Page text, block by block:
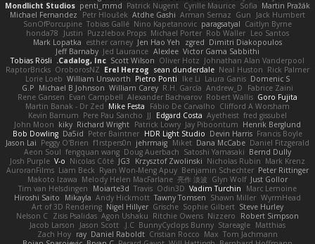
Martin Pražák
Sofia
Cyrille Maurice
Patrick Nugent
penti_mmd
Mondlicht Studios
Jack Humbert
Gun
Arman Sernaz
Atdhe Gashi
Petr Hloušek
Michael Fernandez
Caitlyn Byrne
paragsatyal
Nino Kapetanovic
Tobias Gallé
SonOfPorcupine
Leo Santos
Rob Waller
Michael Porter
Puzzlebox Props
Justin
honda78
Dimitri Diakopoulos
zgred
Jen Hao Yeh
esther carney
Mark Lopatka
Victor Gama Sabbithi
Alexlee
Jed Laurance
Jeff Barnaby
Johnathan Alan Vanderpool
Oliver Hotz
Scott Wilson
Cadalog, Inc.
Tobias Rösli
Rick Palmer
Neal Huston
sean dunderdale
Erel Herzog
OroborosNZ
RaptorBricks
Domenic S
Laura Ganis
Ike Li
Pietro Ponti
William Unsworth
Lorie Loeb
Fabrice Zaini
Andrew_D
R.H. García
William Carey
Michael B Johnson
G.P
Goro Fujita
Robert Wallis
Alexander Bachvarov
Evan Campbell
Rene Gansen
Clifford A Worsham
Fábio De Carvalho
Mike Festa
Martin Banak - Dr Zed
fred gissubel
Ayetheist
Edgard Costa
JJ
Pere Pau Sancho
Kevin Barnum
Henrik Berglund
Jay Piboontum
Patrick Lowry
Richard Wright
kiky
John Moon
Francis Boyle
Devin Harris
HDR Light Studio
Peter Baintner
Da5id
Bob Dowling
Daniel Fitzgerald
Dana McCabe
Miket
jehrmaig
f1rstpers0n
Peggy O'Brien
Jason Lai
Bernd Dully
Satoshi Yamasaki
Doug Auerbach
fengquan wang
Aeon Soul
Mark Krenz
Nicholas Rubin
Krzysztof Zwolinski
JG3
Nicolas Côté
V-o
Josh Purple
Peter Rittinger
Benjamin Schechter
Ryan Won-Meng Apuy
Liam Beck
AuroranFilms
Just Gollor
Glyn Wolf
亮作 淡波
Melody Helen MacFarlane
Makoto Izawa
Marc Lemoine
Vadim Turchin
Odin3D
Travis
Moiarte3d
Tim van Helsdingen
WyrmHead
Shawn Miller
Tawny Tomsen
Andy Hickmott
Mikayla
Hiroshi Saito
Steve Hurley
Sophie Gilbert
Grische
Nigel Hillyer
Art of 3D Rendering
Robert Simpson
Nizzero
Ritchie Owens
Agon Ushaku
Zisis Psalidas
Nelson C
Matthias
Stareagle
BunnyCyclops Bunny
J.C.
Jason Scott
Jacob Larson
Tom Jachmann
Max
Cristian Rocco
Daniel Raboldt
ray
Zach Hoy